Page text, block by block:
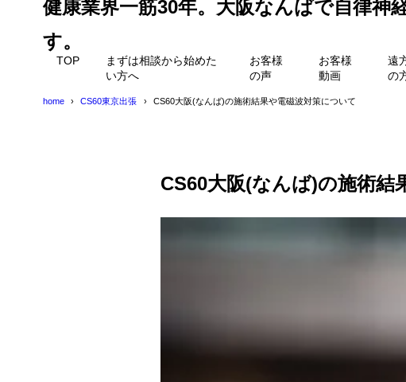
健康業界一筋30年。大阪なんばで自律神
す。
TOP
まずは相談から始めた
い方へ
お客様
の声
お客様
動画
遠
の
home CS60東京出張 CS60大阪(なんば)の施術結果や電磁波対策について
CS60大阪(なんば)の施術結